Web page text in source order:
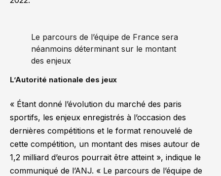
Le parcours de l’équipe de France sera
néanmoins déterminant sur le montant
des enjeux
L’Autorité nationale des jeux
« Étant donné l’évolution du marché des paris
sportifs, les enjeux enregistrés à l’occasion des
dernières compétitions et le format renouvelé de
cette compétition, un montant des mises autour de
1,2 milliard d’euros pourrait être atteint », indique le
communiqué de l’ANJ. « Le parcours de l’équipe de